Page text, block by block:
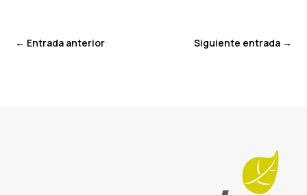
← Entrada anterior Siguiente entrada→